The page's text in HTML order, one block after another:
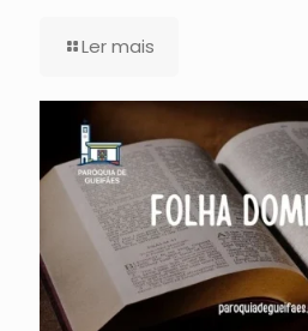
Ler mais